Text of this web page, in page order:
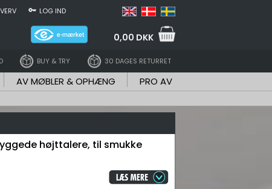
LOG IND
0,00 DKK
BUY & TRY 30 DAGES RETURRET
AV MØBLER & OPHÆNG PRO AV
højttalere, til smukke